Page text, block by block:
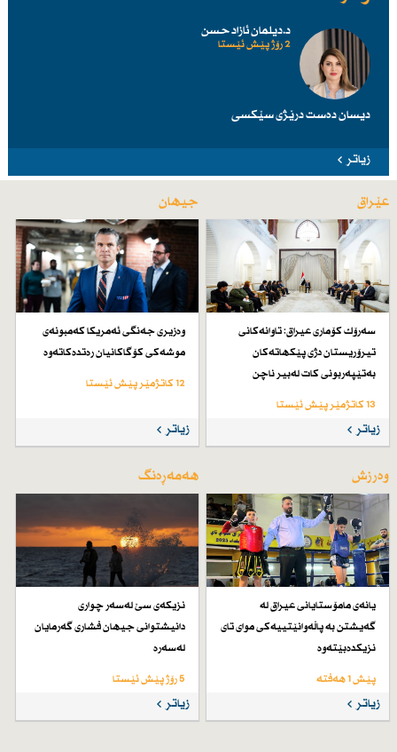
د.دیلمان ئازاد حسن
2 رۆژ پێش ئێستا
دیسان دەست درێژی سێكسی
زیاتر
عێراق
سەرۆك كۆماری عیراق: تاوانەكانی
تیرۆریستان دژی پێكهاتەكان
بەتێپەربونی كات لەبیر ناچن
13 کاتژمێر پێش ئێستا
زیاتر
جیهان
وەزیری جەنگی ئەمریكا كەمبونەی
موشەكی كۆگاكانیان رەتدەكاتەوە
12 کاتژمێر پێش ئێستا
زیاتر
وەرزش
یانەی مامۆستایانی عیراق لە
گەیشتن بە پاڵەوانێتییەكی موای تای
نزیكدەبێتەوە
پێش 1 هەفتە
زیاتر
هەمەڕەنگ
نزیكەی سێ لەسەر چواری
دانیشتوانی جیهان فشاری گەرمایان
لەسەرە
5 رۆژ پێش ئێستا
زیاتر